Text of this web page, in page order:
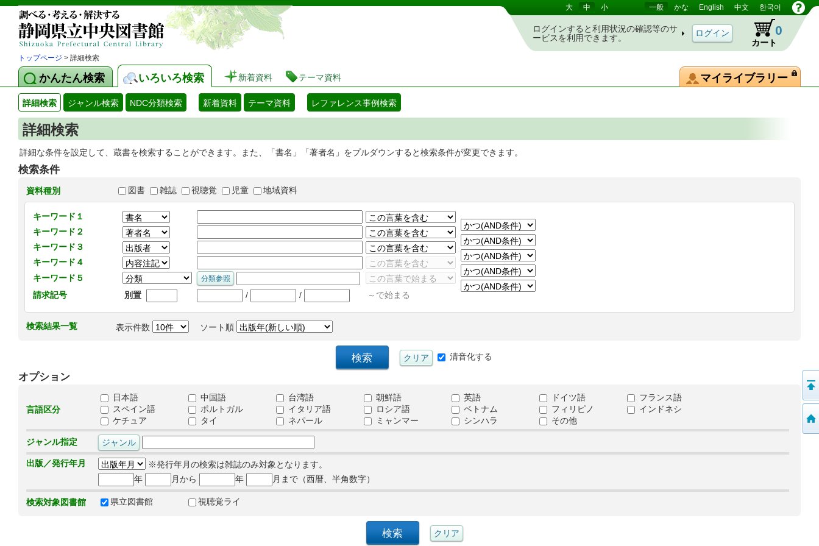
静岡県立図書館 蔵書検索・予約システム 大 中 小 一般 かな English 中文 한국어
ログインすると利用状況の確認等のサ
ービスを利用できます。
カート
0
トップページ > 詳細検索
かんたん検索 いろいろ検索 新着資料 テーマ資料 マイライブラリー
詳細検索 ジャンル検索 NDC分類検索 新着資料 テーマ資料 レファレンス事例検索
詳細検索
詳細な条件を設定して、蔵書を検索することができます。また、「書名」「著者名」をプルダウンすると検索条件が変更できます。
検索条件
資料種別 図書 雑誌 視聴覚 児童 地域資料
キーワード１
キーワード２
キーワード３
キーワード４
キーワード５
請求記号
別置 / / ～で始まる
検索結果一覧 表示件数 ソート順
清音化する
オプション
言語区分
日本語 中国語 台湾語 朝鮮語 英語 ドイツ語
フランス語
スペイン語
ポルトガル イタリア語 ロシア語 ベトナム フィリピノ
インドネシ
ケチュア
タイ ネパール ミャンマー シンハラ その他
ジャンル指定
出版／発行年月
※発行年月の検索は雑誌のみ対象となります。
年
月から 年 月まで（西暦、半角数字）
検索対象図書館 県立図書館 視聴覚ライ